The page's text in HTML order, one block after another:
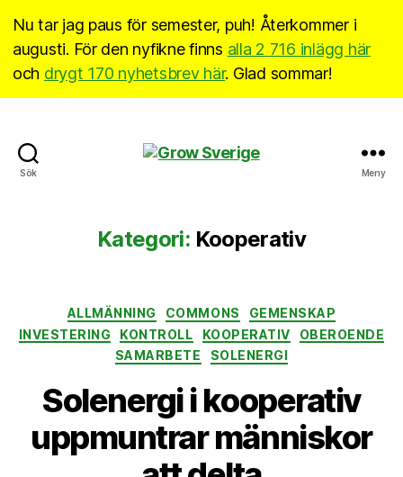
Nu tar jag paus för semester, puh! Återkommer i
augusti. För den nyfikne finns alla 2 716 inlägg här
och drygt 170 nyhetsbrev här. Glad sommar!
Sök Meny
Kategori: Kooperativ
Kategorier
ALLMÄNNING COMMONS
GEMENSKAP
INVESTERING
KONTROLL KOOPERATIV
OBEROENDE
SAMARBETE
SOLENERGI
Solenergi i kooperativ
uppmuntrar människor